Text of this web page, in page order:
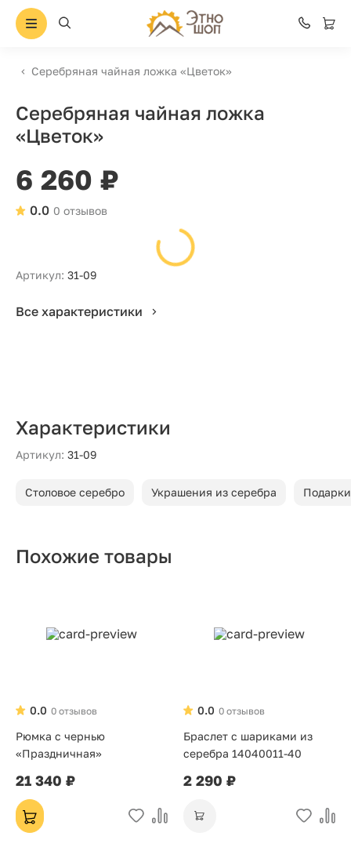
Серебряная чайная ложка «Цветок»
Серебряная чайная ложка
«Цветок»
6 260 ₽
0 отзывов
0.0
Артикул: 31-09
Все характеристики
Характеристики
Артикул: 31-09
Столовое серебро Украшения из серебра
Похожие товары
0 отзывов
0.0
Рюмка с чернью
«Праздничная»
21 340 ₽
0 отзывов
0.0
Браслет с шариками из
серебра 14040011-40
2 290 ₽